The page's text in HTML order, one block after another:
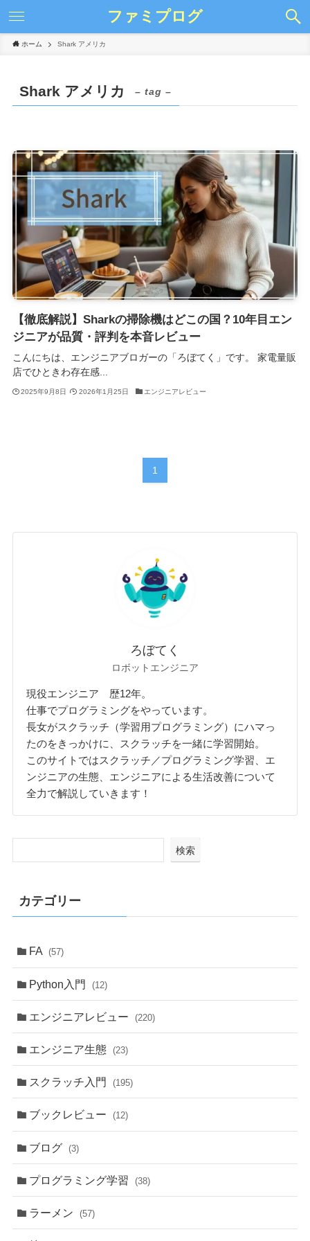
ファミプログ
ホーム Shark アメリカ
Shark アメリカ – tag –
【徹底解説】Sharkの掃除機はどこの国？10年目エン
ジニアが品質・評判を本音レビュー
こんにちは、エンジニアブロガーの「ろぼてく」です。 家電量販
店でひときわ存在感...
2025年9月8日 2026年1月25日 エンジニアレビュー
1
ろぼてく
ロボットエンジニア
現役エンジニア 歴12年。
仕事でプログラミングをやっています。
長女がスクラッチ（学習用プログラミング）にハマっ
たのをきっかけに、スクラッチを一緒に学習開始。
このサイトではスクラッチ／プログラミング学習、エ
ンジニアの生態、エンジニアによる生活改善について
全力で解説していきます！
検索
カテゴリー
FA (57)
Python入門 (12)
エンジニアレビュー (220)
エンジニア生態 (23)
スクラッチ入門 (195)
ブックレビュー (12)
ブログ (3)
プログラミング学習 (38)
ラーメン (57)